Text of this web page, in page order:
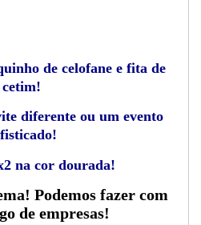
de celofane e fita de
cetim!
diferente ou um evento
na cor dourada!
Podemos fazer com
de empresas!